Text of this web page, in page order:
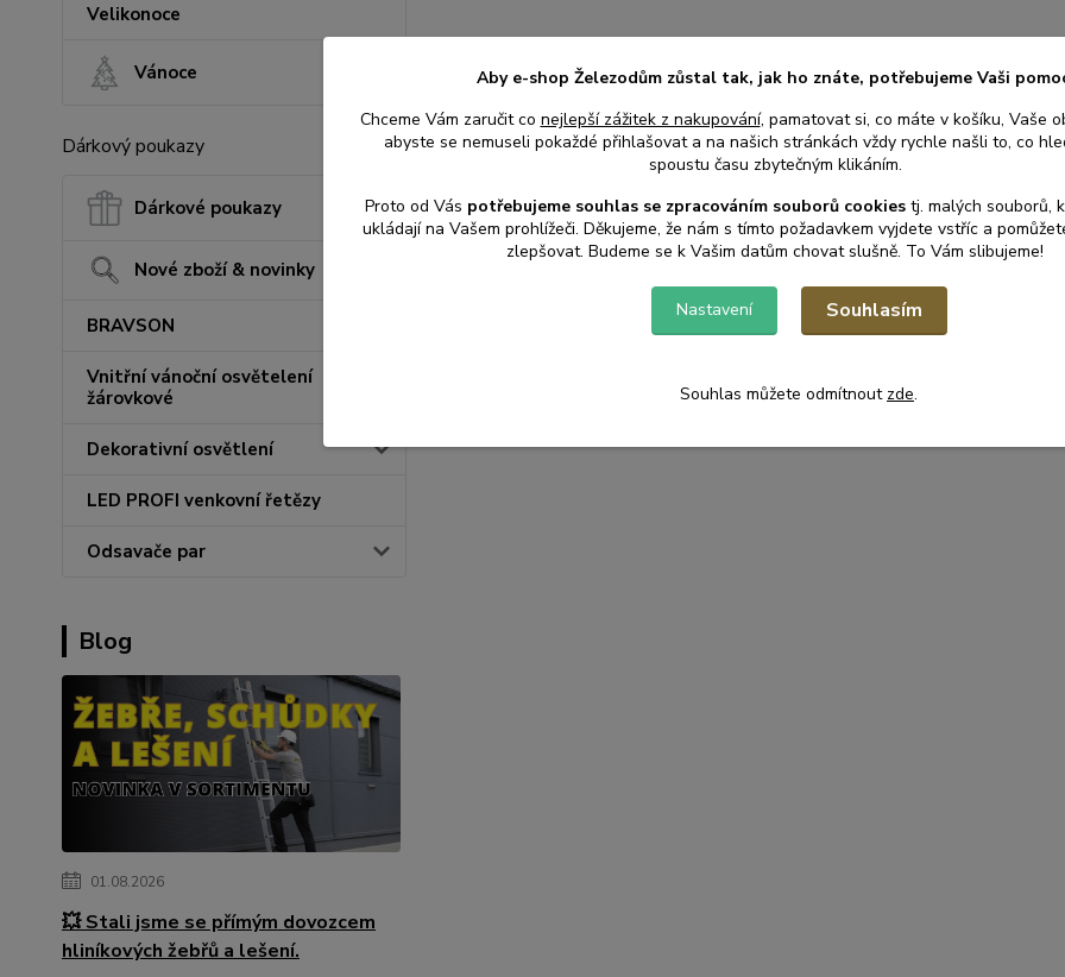
Velikonoce
Vánoce
Dárkový poukazy
Dárkové poukazy
Nové zboží & novinky
BRAVSON
Vnitřní vánoční osvětelení
žárovkové
Dekorativní osvětlení
LED PROFI venkovní řetězy
Odsavače par
Blog
01.08.2026
💥 Stali jsme se přímým dovozcem
hliníkových žebřů a lešení.
Aby e-shop Železodům zůstal tak, jak ho znáte, potřebujeme Vaši
Chceme Vám zaručit co nejlepší zážitek z nakupování, pamatovat si, co máte v košíku, Vaše
abyste se nemuseli pokaždé přihlašovat a na našich stránkách vždy rychle našli to, co
spoustu času zbytečným klikáním.
Proto od Vás potřebujeme souhlas se zpracováním souborů cookies tj. malých souborů,
ukládají na Vašem prohlížeči. Děkujeme, že nám s tímto požadavkem vyjdete vstříc a
zlepšovat. Budeme se k Vašim datům chovat slušně. To Vám slibujeme!
Nastavení Souhlasím
Souhlas můžete odmítnout zde.